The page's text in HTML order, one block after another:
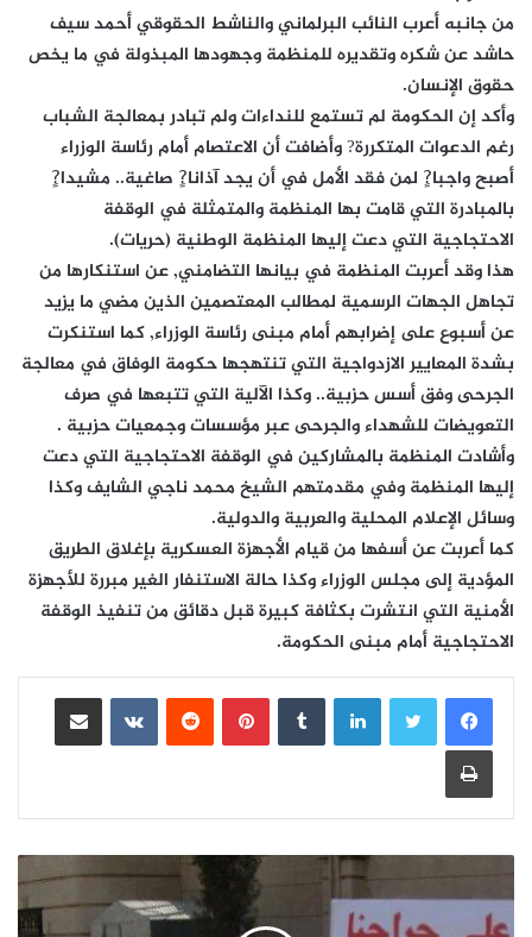
من جانبه أعرب النائب البرلماني والناشط الحقوقي أحمد سيف
حاشد عن شكره وتقديره للمنظمة وجهودها المبذولة في ما يخص
حقوق الإنسان.
وأكد إن الحكومة لم تستمع للنداءات ولم تبادر بمعالجة الشباب
رغم الدعوات المتكررة? وأضافت أن الاعتصام أمام رئاسة الوزراء
أصبح واجبا?ٍ لمن فقد الأمل في أن يجد آذانا?ٍ صاغية.. مشيدا?ٍ
بالمبادرة التي قامت بها المنظمة والمتمثلة في الوقفة
الاحتجاجية التي دعت إليها المنظمة الوطنية (حريات).
هذا وقد أعربت المنظمة في بيانها التضامني, عن استنكارها من
تجاهل الجهات الرسمية لمطالب المعتصمين الذين مضي ما يزيد
عن أسبوع على إضرابهم أمام مبنى رئاسة الوزراء, كما استنكرت
بشدة المعايير الازدواجية التي تنتهجها حكومة الوفاق في معالجة
الجرحى وفق أسس حزبية.. وكذا الآلية التي تتبعها في صرف
التعويضات للشهداء والجرحى عبر مؤسسات وجمعيات حزبية .
وأشادت المنظمة بالمشاركين في الوقفة الاحتجاجية التي دعت
إليها المنظمة وفي مقدمتهم الشيخ محمد ناجي الشايف وكذا
وسائل الإعلام المحلية والعربية والدولية.
كما أعربت عن أسفها من قيام الأجهزة العسكرية بإغلاق الطريق
المؤدية إلى مجلس الوزراء وكذا حالة الاستنفار الغير مبررة للأجهزة
الأمنية التي انتشرت بكثافة كبيرة قبل دقائق من تنفيذ الوقفة
الاحتجاجية أمام مبنى الحكومة.
لينكدإن بينتيريست
مشاركة عبر البريد
طباعة